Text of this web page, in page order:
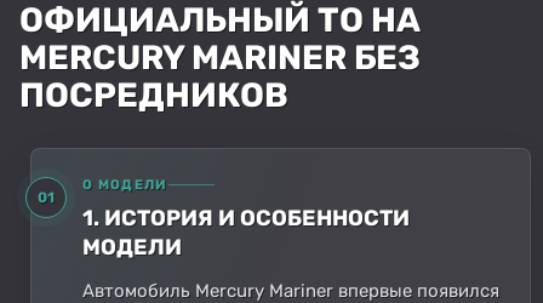
ОФИЦИАЛЬНЫЙ ТО НА
MERCURY MARINER БЕЗ
ПОСРЕДНИКОВ
01
О МОДЕЛИ
1. ИСТОРИЯ И ОСОБЕННОСТИ
МОДЕЛИ
Автомобиль Mercury Mariner впервые появился